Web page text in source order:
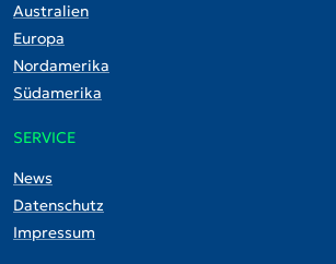
Australien
Europa
Nordamerika
Südamerika
SERVICE
News
Datenschutz
Impressum